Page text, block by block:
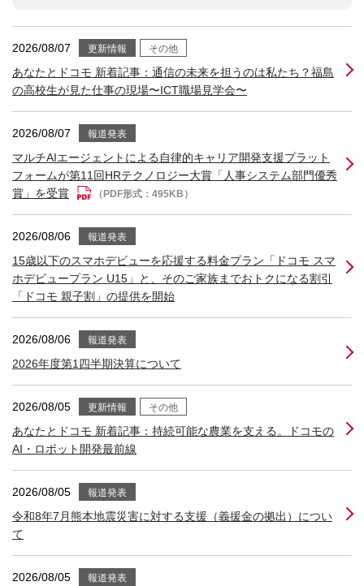
2026/08/07 更新情報 その他
あなたとドコモ 新着記事：通信の未来を担うのは私たち？福島
の高校生が見た仕事の現場〜ICT職場見学会〜
2026/08/07 報道発表
マルチAIエージェントによる自律的キャリア開発支援プラット
フォームが第11回HRテクノロジー大賞「人事システム部門優秀
賞」を受賞
（PDF形式：495KB）
2026/08/06 報道発表
15歳以下のスマホデビューを応援する料金プラン「ドコモ スマ
ホデビュープラン U15」と、そのご家族までおトクになる割引
「ドコモ 親子割」の提供を開始
2026/08/06 報道発表
2026年度第1四半期決算について
2026/08/05 更新情報 その他
あなたとドコモ 新着記事：持続可能な農業を支える。ドコモの
AI・ロボット開発最前線
2026/08/05 報道発表
令和8年7月熊本地震災害に対する支援（義援金の拠出）につい
て
2026/08/05 報道発表